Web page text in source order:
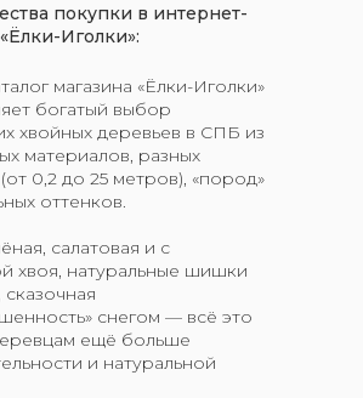
покупки в интернет-
Иголки»:
магазина «Ёлки-Иголки»
богатый выбор
хвойных деревьев в СПБ из
материалов, разных
0,2 до 25 метров), «пород»
оттенков.
салатовая и с
хвоя, натуральные шишки
снегом — всё это
ещё больше
и натуральной